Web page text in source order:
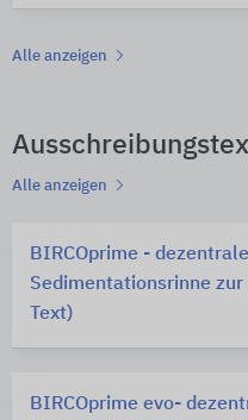
Alle anzeigen
Alle anzeigen
BIRCOprime -
Sedimentationsrinne
Text)
BIRCOprime evo-